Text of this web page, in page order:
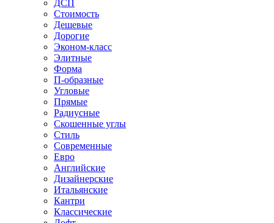
ДСП
Стоимость
Дешевые
Дорогие
Эконом-класс
Элитные
Форма
П-образные
Угловые
Прямые
Радиусные
Скошенные углы
Стиль
Современные
Евро
Английские
Дизайнерские
Итальянские
Кантри
Классические